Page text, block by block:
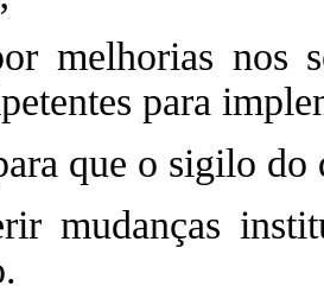
melhorias nos
para
que o sigilo do
mudanças